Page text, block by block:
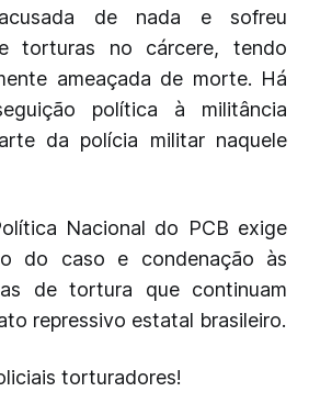
de nada e sofreu
torturas no cárcere, tendo
ameaçada de morte. Há
política à militância
da polícia militar naquele
Nacional do PCB exige
do caso e condenação às
de tortura que continuam
repressivo estatal brasileiro.
torturadores!